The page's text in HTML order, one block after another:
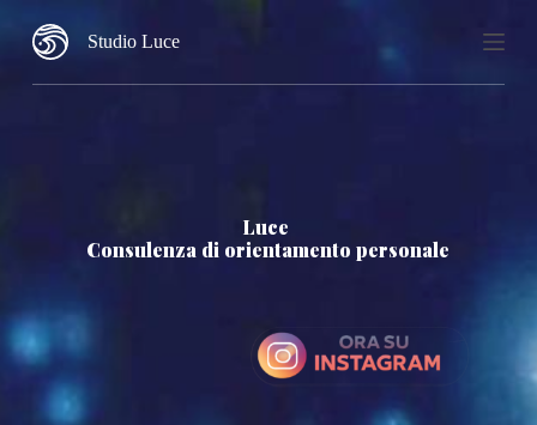
t
o
Studio Luce
Luce
Consulenza di orientamento personale